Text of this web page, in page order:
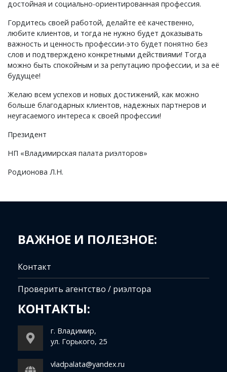
достойная и социально-ориентированная профессия.
Гордитесь своей работой, делайте её качественно,
любите клиентов, и тогда не нужно будет доказывать
важность и ценность профессии-это будет понятно без
слов и подтверждено конкретными действиями! Тогда
можно быть спокойным и за репутацию профессии, и за её
будущее!
Желаю всем успехов и новых достижений, как можно
больше благодарных клиентов, надежных партнеров и
неугасаемого интереса к своей профессии!
Президент
НП «Владимирская палата риэлторов»
Родионова Л.Н.
ВАЖНОЕ И ПОЛЕЗНОЕ:
Контакт
Проверить агентство / риэлтора
КОНТАКТЫ:
г. Владимир,
ул. Горького, 25
vladpalata@yandex.ru